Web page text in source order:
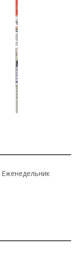
Еженедельник